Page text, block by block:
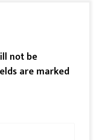
not be
are marked